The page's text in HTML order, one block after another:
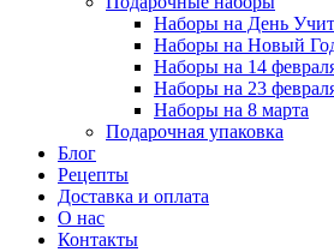
Наборы на День
Наборы на Новый
Наборы на 14
Наборы на 23
Наборы на 8 марта
Подарочная упаковка
Блог
Рецепты
Доставка и оплата
О нас
Контакты